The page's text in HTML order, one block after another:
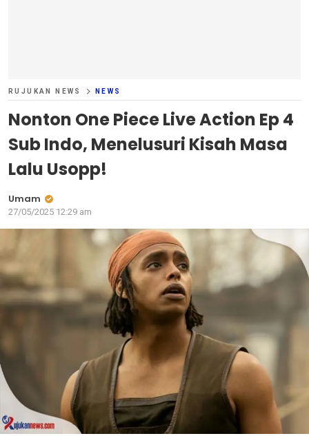
RUJUKAN NEWS NEWS
Nonton One Piece Live Action Ep 4
Sub Indo, Menelusuri Kisah Masa
Lalu Usopp!
Umam
27/05/2025 12:29 am